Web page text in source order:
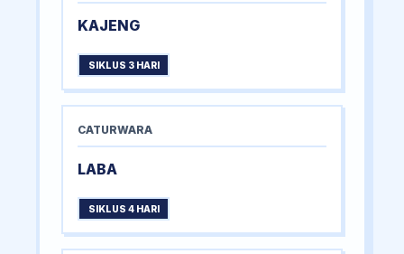
KAJENG
SIKLUS 3 HARI
CATURWARA
LABA
SIKLUS 4 HARI